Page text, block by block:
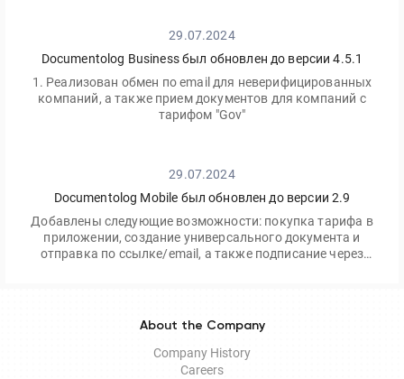
29.07.2024
Documentolog Business был обновлен до версии 4.5.1
1. Реализован обмен по email для неверифицированных
компаний, а также прием документов для компаний с
тарифом "Gov"
29.07.2024
Documentolog Mobile был обновлен до версии 2.9
Добавлены следующие возможности: покупка тарифа в
приложении, создание универсального документа и
отправка по ссылке/email, а также подписание через
About the Company
Company History
Careers